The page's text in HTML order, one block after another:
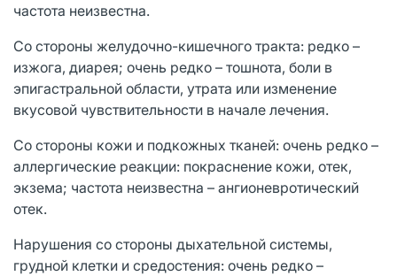
частота неизвестна.
Со стороны желудочно-кишечного тракта: редко –
изжога, диарея; очень редко – тошнота, боли в
эпигастральной области, утрата или изменение
вкусовой чувствительности в начале лечения.
Со стороны кожи и подкожных тканей: очень редко –
аллергические реакции: покраснение кожи, отек,
экзема; частота неизвестна – ангионевротический
отек.
Нарушения со стороны дыхательной системы,
грудной клетки и средостения: очень редко –